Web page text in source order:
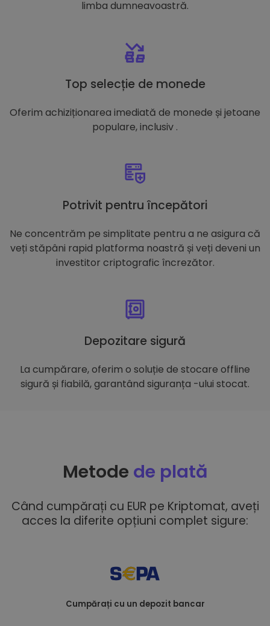
limba dumneavoastră.
Top selecție de monede
Oferim achiziționarea imediată de monede și jetoane
populare, inclusiv .
Potrivit pentru începători
Ne concentrăm pe simplitate pentru a ne asigura că
veți stăpâni rapid platforma noastră și veți deveni un
investitor criptografic încrezător.
Depozitare sigură
La cumpărare, oferim o soluție de stocare offline
sigură și fiabilă, garantând siguranța -ului stocat.
Metode de plată
Când cumpărați cu EUR pe Kriptomat, aveți
acces la diferite opțiuni complet sigure:
Cumpărați cu un depozit bancar